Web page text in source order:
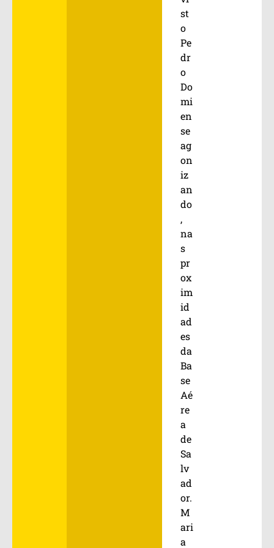
st
o
Pe
dr
o
Do
mi
en
se
ag
on
iz
an
do
,
na
s
pr
ox
im
id
ad
es
da
Ba
se
Aé
re
a
de
Sa
lv
ad
or.
M
ari
a